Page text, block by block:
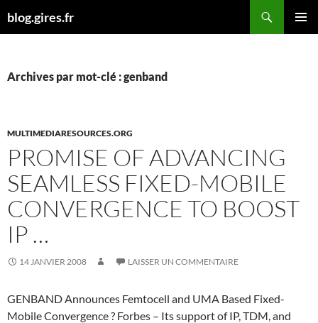
aublog.gires.fr
Archives par mot-clé : genband
MULTIMEDIARESOURCES.ORG
PROMISE OF ADVANCING
SEAMLESS FIXED-MOBILE
CONVERGENCE TO BOOST
IP …
14 JANVIER 2008 LAISSER UN COMMENTAIRE
GENBAND Announces Femtocell and UMA Based Fixed-
Mobile Convergence ? Forbes – Its support of IP, TDM, and